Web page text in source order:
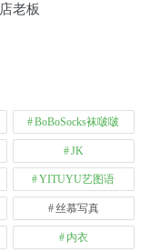
老板
BoBoSocks袜啵啵
JK
YITUYU艺图语
丝慕写真
内衣